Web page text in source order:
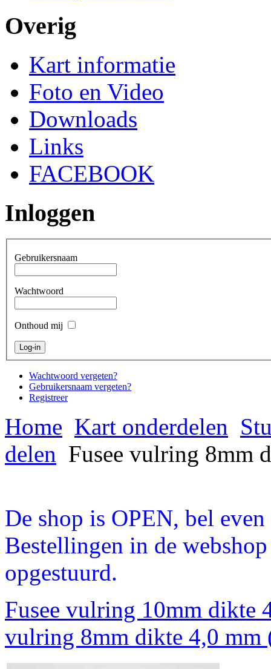
Overig
Kart informatie
Foto en Video
Downloads
Links
FACEBOOK
Inloggen
Gebruikersnaam
Wachtwoord
Onthoud mij
Wachtwoord vergeten?
Gebruikersnaam vergeten?
Registreer
Home Kart onderdelen
delen Fusee vulring 8mm
De shop is OPEN, bel
Bestellingen in de
opgestuurd.
Fusee vulring 10mm dikte
vulring 8mm dikte 4,0 mm